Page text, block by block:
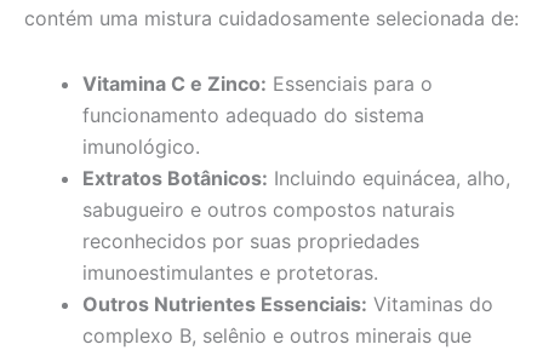
contém uma mistura cuidadosamente selecionada de:
Vitamina C e Zinco: Essenciais para o
funcionamento adequado do sistema
imunológico.
Extratos Botânicos: Incluindo equinácea, alho,
sabugueiro e outros compostos naturais
reconhecidos por suas propriedades
imunoestimulantes e protetoras.
Outros Nutrientes Essenciais: Vitaminas do
complexo B, selênio e outros minerais que